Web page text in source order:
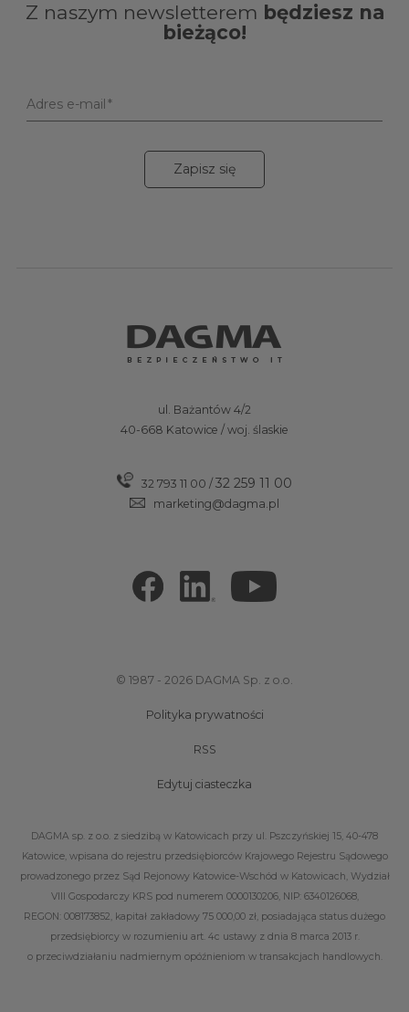
Z naszym newsletterem będziesz na
bieżąco!
Adres e-mail
Zapisz się
ul. Bażantów 4/2
40-668 Katowice / woj. ślaskie
32 793 11 00 / 32 259 11 00
marketing@dagma.pl
© 1987 - 2026 DAGMA Sp. z o.o.
Polityka prywatności
RSS
Edytuj ciasteczka
DAGMA sp. z o.o. z siedzibą w Katowicach przy ul. Pszczyńskiej 15, 40-478
Katowice, wpisana do rejestru przedsiębiorców Krajowego Rejestru Sądowego
prowadzonego przez Sąd Rejonowy Katowice-Wschód w Katowicach, Wydział
VIII Gospodarczy KRS pod numerem 0000130206, NIP: 6340126068,
REGON: 008173852, kapitał zakładowy 75 000,00 zł, posiadająca status dużego
przedsiębiorcy w rozumieniu art. 4c ustawy z dnia 8 marca 2013 r.
o przeciwdziałaniu nadmiernym opóźnieniom w transakcjach handlowych.